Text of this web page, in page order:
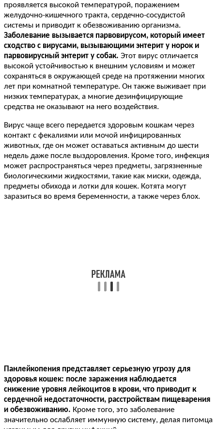
проявляется высокой температурой, поражением
желудочно-кишечного тракта, сердечно-сосудистой
системы и приводит к обезвоживанию организма.
Заболевание вызывается парвовирусом, который имеет
сходство с вирусами, вызывающими энтерит у норок и
парвовирусный энтерит у собак. Этот вирус отличается
высокой устойчивостью к внешним условиям и может
сохраняться в окружающей среде на протяжении многих
лет при комнатной температуре. Он также выживает при
низких температурах, а многие дезинфицирующие
средства не оказывают на него воздействия.
Вирус чаще всего передается здоровым кошкам через
контакт с фекалиями или мочой инфицированных
животных, где он может оставаться активным до шести
недель даже после выздоровления. Кроме того, инфекция
может распространяться через предметы, загрязненные
биологическими жидкостями, такие как миски, одежда,
предметы обихода и лотки для кошек. Котята могут
заразиться во время беременности, а также через блох.
Панлейкопения представляет серьезную угрозу для
здоровья кошек: после заражения наблюдается
снижение уровня лейкоцитов в крови, что приводит к
сердечной недостаточности, расстройствам пищеварения
и обезвоживанию. Кроме того, это заболевание
значительно ослабляет иммунную систему, делая питомца